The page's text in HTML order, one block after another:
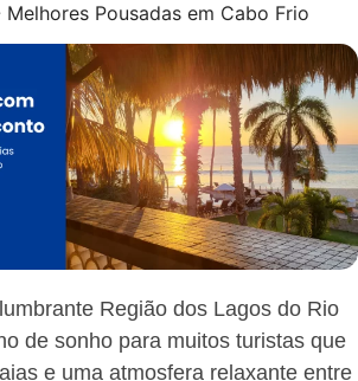
Melhores Pousadas em Cabo Frio
Região dos Lagos do Rio
de sonho para muitos turistas que
e uma atmosfera relaxante entre